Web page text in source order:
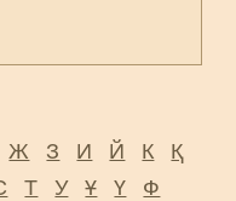
Ж З И Й К
Қ
Т У Ұ Ү
Ф